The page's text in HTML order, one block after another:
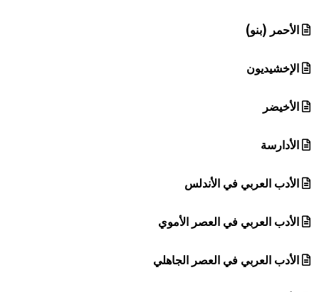
الأحمر (بنو)
الإخشيديون
الأخيضر
الأدارسة
الأدب العربي في الأندلس
الأدب العربي في العصر الأموي
الأدب العربي في العصر الجاهلي